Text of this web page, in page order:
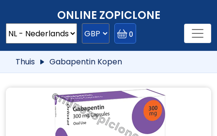
ONLINE ZOPICLONE
0
Thuis Gabapentin Kopen